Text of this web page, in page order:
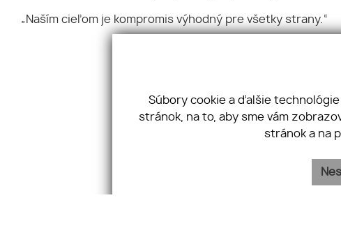
„Naším cieľom je kompromis výhodný pre všetky strany.“
+421 915 715
Súbory cookie a ďalšie
stránok, na to, aby sme vám
stránok a na